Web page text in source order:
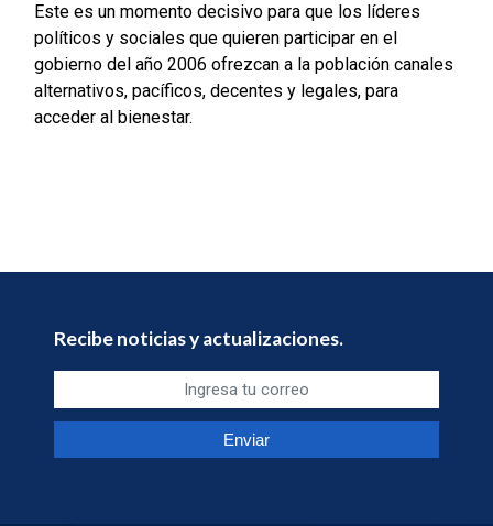
Este es un momento decisivo para que los líderes
políticos y sociales que quieren participar en el
gobierno del año 2006 ofrezcan a la población canales
alternativos, pacíficos, decentes y legales, para
acceder al bienestar.
Recibe noticias y actualizaciones.